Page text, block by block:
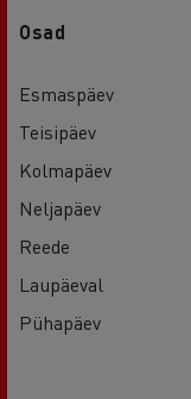
Osad
Esmaspäev
Teisipäev
Kolmapäev
Neljapäev
Reede
Laupäeval
Pühapäev